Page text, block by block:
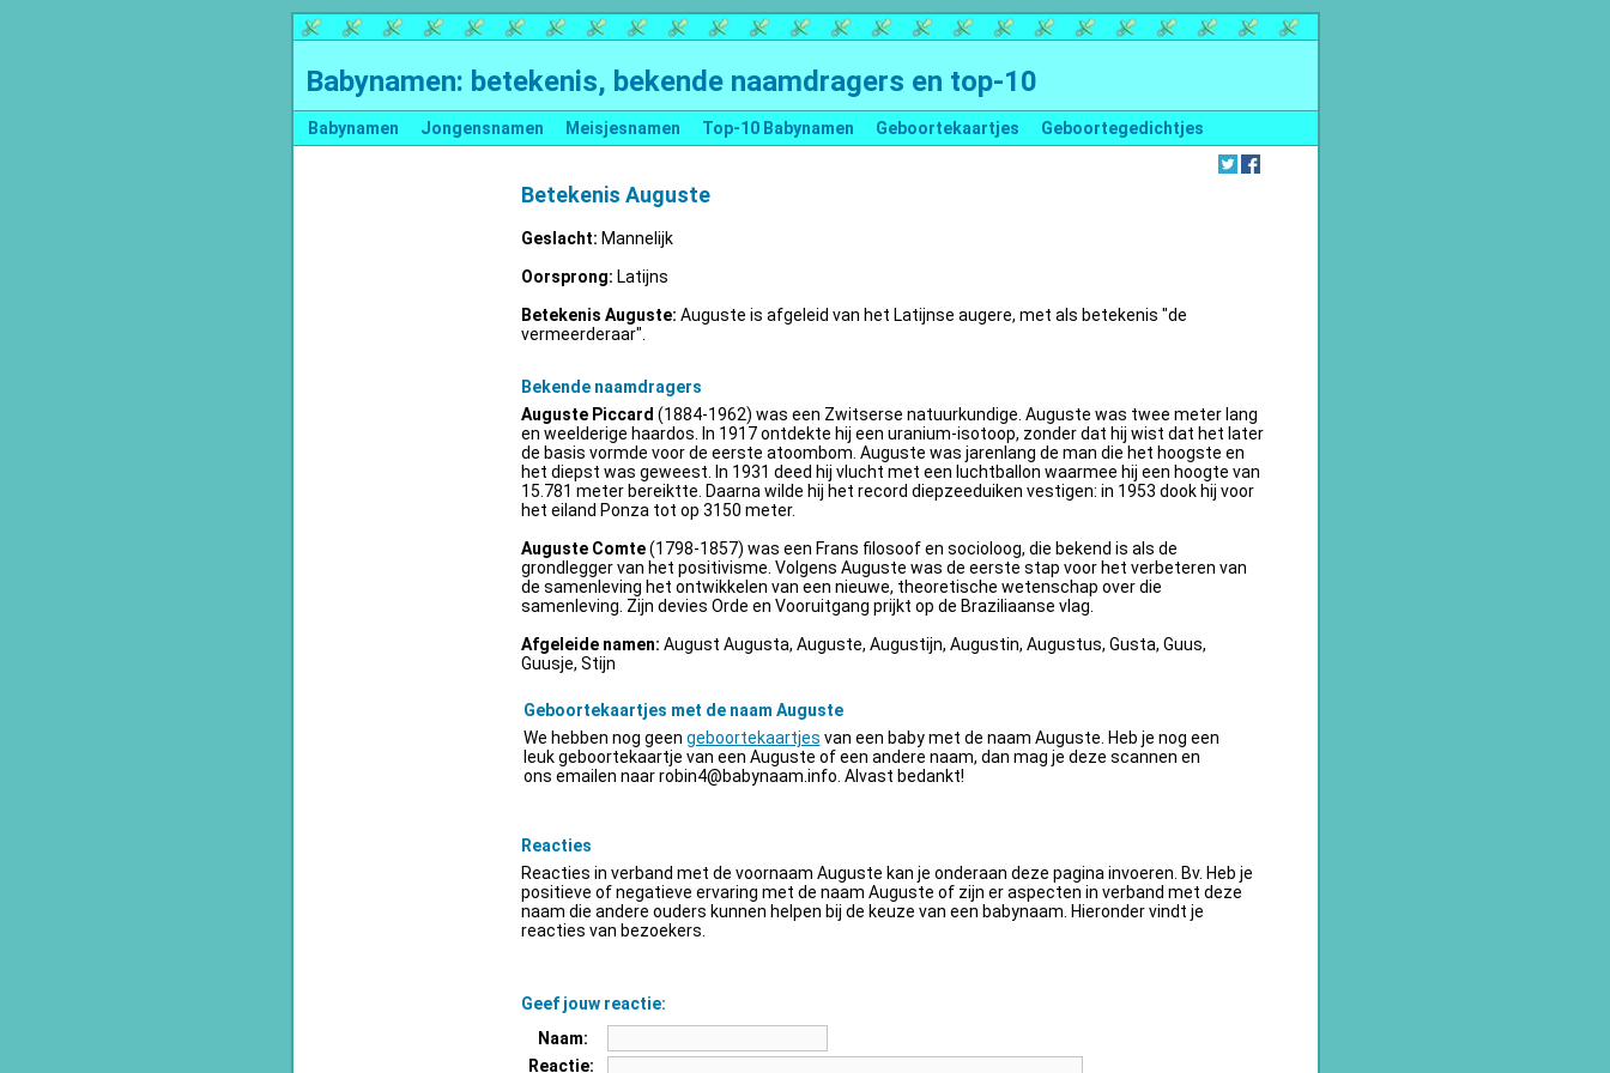
Babynamen: betekenis, bekende naamdragers en top-10
Babynamen Jongensnamen Meisjesnamen Top-10 Babynamen Geboortekaartjes Geboortegedichtjes
Betekenis Auguste
Geslacht: Mannelijk
Oorsprong: Latijns
Betekenis Auguste: Auguste is afgeleid van het Latijnse augere, met als betekenis "de
vermeerderaar".
Bekende naamdragers
Auguste Piccard (1884-1962) was een Zwitserse natuurkundige. Auguste was twee meter lang
en weelderige haardos. In 1917 ontdekte hij een uranium-isotoop, zonder dat hij wist dat het later
de basis vormde voor de eerste atoombom. Auguste was jarenlang de man die het hoogste en
het diepst was geweest. In 1931 deed hij vlucht met een luchtballon waarmee hij een hoogte van
15.781 meter bereiktte. Daarna wilde hij het record diepzeeduiken vestigen: in 1953 dook hij voor
het eiland Ponza tot op 3150 meter.
Auguste Comte(1798-1857) was een Frans filosoof en socioloog, die bekend is als de
grondlegger van het positivisme. Volgens Auguste was de eerste stap voor het verbeteren van
de samenleving het ontwikkelen van een nieuwe, theoretische wetenschap over die
samenleving. Zijn devies Orde en Vooruitgang prijkt op de Braziliaanse vlag.
Afgeleide namen: August Augusta, Auguste, Augustijn, Augustin, Augustus, Gusta, Guus,
Guusje, Stijn
Geboortekaartjes met de naam Auguste
We hebben nog geen geboortekaartjes van een baby met de naam Auguste. Heb je nog een
leuk geboortekaartje van een Auguste of een andere naam, dan mag je deze scannen en
ons emailen naarrobin4@babynaam.info . Alvast bedankt!
Reacties
Reacties in verband met de voornaam Auguste kan je onderaan deze pagina invoeren. Bv. Heb je
positieve of negatieve ervaring met de naam Auguste of zijn er aspecten in verband met deze
naam die andere ouders kunnen helpen bij de keuze van een babynaam. Hieronder vindt je
reacties van bezoekers.
Geef jouw reactie:
Naam:
Reactie: